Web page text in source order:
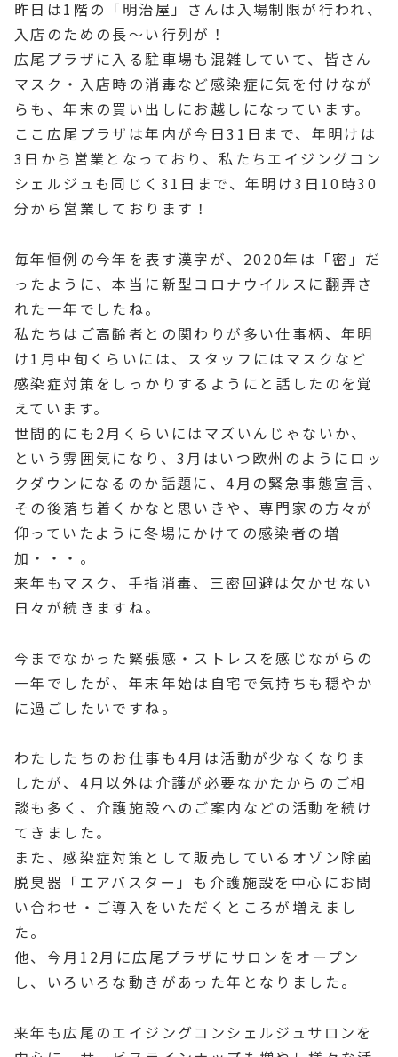
昨日は1階の「明治屋」さんは入場制限が行われ、
入店のための長～い行列が！
広尾プラザに入る駐車場も混雑していて、皆さん
マスク・入店時の消毒など感染症に気を付けなが
らも、年末の買い出しにお越しになっています。
ここ広尾プラザは年内が今日31日まで、年明けは
3日から営業となっており、私たちエイジングコン
シェルジュも同じく31日まで、年明け3日10時30
分から営業しております！
毎年恒例の今年を表す漢字が、2020年は「密」だ
ったように、本当に新型コロナウイルスに翻弄さ
れた一年でしたね。
私たちはご高齢者との関わりが多い仕事柄、年明
け1月中旬くらいには、スタッフにはマスクなど
感染症対策をしっかりするようにと話したのを覚
えています。
世間的にも2月くらいにはマズいんじゃないか、
という雰囲気になり、3月はいつ欧州のようにロッ
クダウンになるのか話題に、4月の緊急事態宣言、
その後落ち着くかなと思いきや、専門家の方々が
仰っていたように冬場にかけての感染者の増
加・・・。
来年もマスク、手指消毒、三密回避は欠かせない
日々が続きますね。
今までなかった緊張感・ストレスを感じながらの
一年でしたが、年末年始は自宅で気持ちも穏やか
に過ごしたいですね。
わたしたちのお仕事も4月は活動が少なくなりま
したが、4月以外は介護が必要なかたからのご相
談も多く、介護施設へのご案内などの活動を続け
てきました。
また、感染症対策として販売しているオゾン除菌
脱臭器「エアバスター」も介護施設を中心にお問
い合わせ・ご導入をいただくところが増えまし
た。
他、今月12月に広尾プラザにサロンをオープン
し、いろいろな動きがあった年となりました。
来年も広尾のエイジングコンシェルジュサロンを